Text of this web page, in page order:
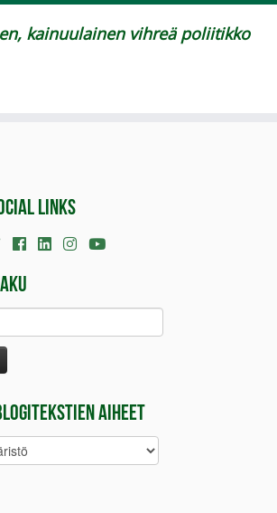
kainuulainen vihreä poliitikko
links
aiheet